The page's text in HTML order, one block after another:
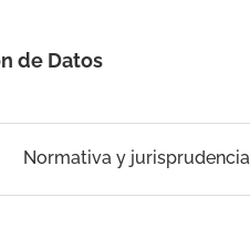
de Datos
Normativa y jurisprudencia